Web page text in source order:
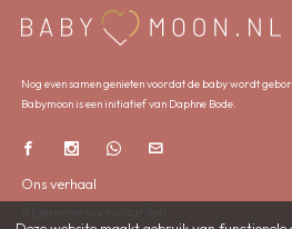
Nog even samen genieten voordat de baby wordt
Babymoon is een initiatief van Daphne Bode.
Ons verhaal